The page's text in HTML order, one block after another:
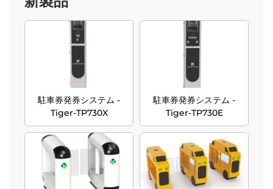
駐車券発券システム -
Tiger-TP730X
駐車券発券システム -
Tiger-TP730E